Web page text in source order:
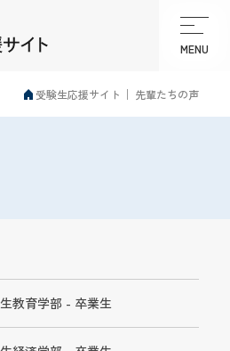
MENU
受験生応援サイト 先輩たちの声
教育学部 - 卒業生